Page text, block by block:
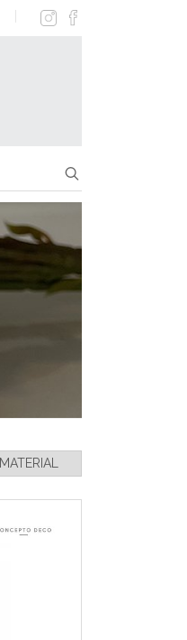
MATERIAL